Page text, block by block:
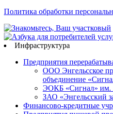
Политика обработки
Инфраструктура
Предприятия
ООО Энгельсское
объединение
ЭОКБ «Сигнал» им.
ЗАО «Энгельсский
Финансово-кредитные